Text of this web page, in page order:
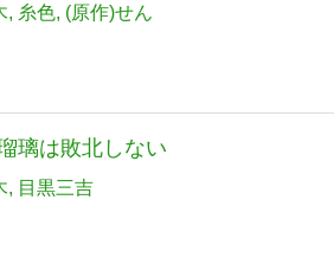
糸色 (原作)せん
璃は敗北しない
目黒三吉